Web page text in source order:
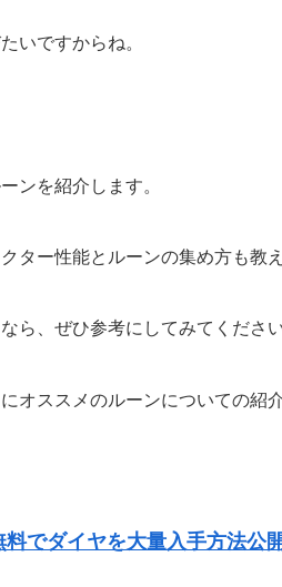
いですからね。
ンを紹介します。
ター性能とルーンの集め方も教
ら、ぜひ参考にしてみてください
オススメのルーンについての紹
でダイヤを大量入手方法公